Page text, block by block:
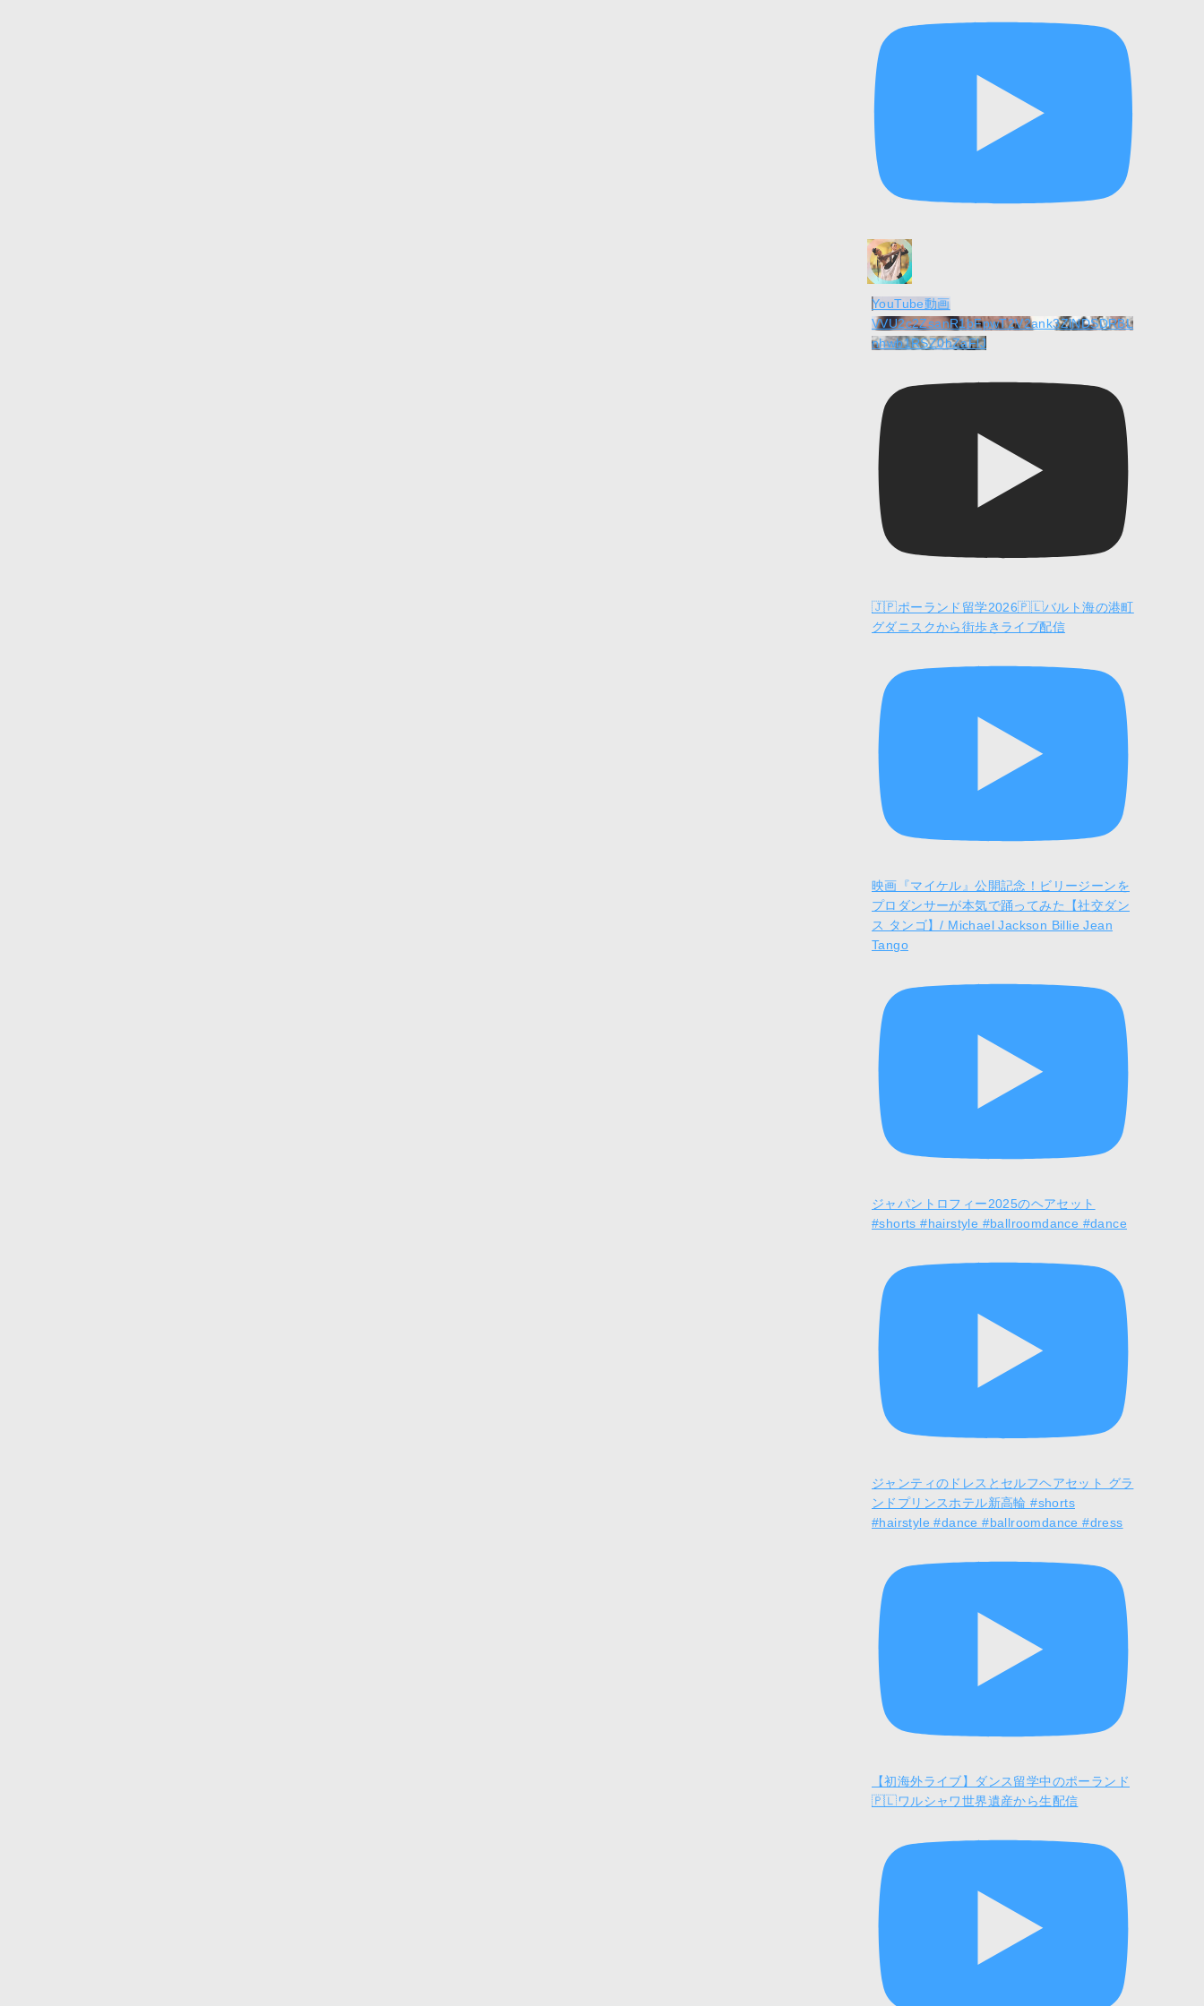
YouTube動画
VVU2c2ZsanR1bFpwT2V2ank3ZlNDSDRBL
nhwb1RSZ0hZaFlJ
🇯🇵ポーランド留学2026🇵🇱バルト海の港町
グダニスクから街歩きライブ配信
映画『マイケル』公開記念！ビリージーンを
プロダンサーが本気で踊ってみた【社交ダン
ス タンゴ】/ Michael Jackson Billie Jean
Tango
ジャパントロフィー2025のヘアセット
#shorts #hairstyle #ballroomdance #dance
ジャンティのドレスとセルフヘアセット グラ
ンドプリンスホテル新高輪 #shorts
#hairstyle #dance #ballroomdance #dress
【初海外ライブ】ダンス留学中のポーランド
🇵🇱ワルシャワ世界遺産から生配信